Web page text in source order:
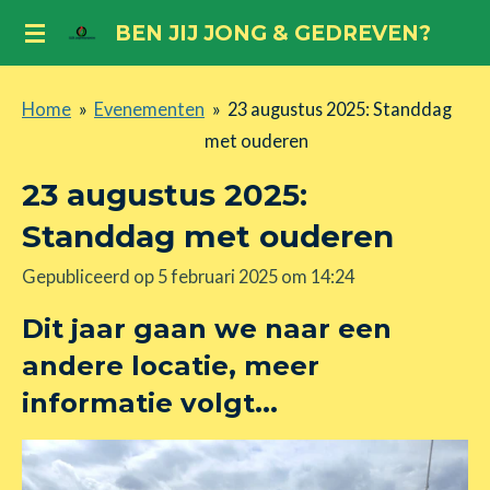
Ga
de
BEN JIJ JONG & GEDREVEN?
Home » Evenementen » 23 augustus 2025: Standdag
met ouderen
23 augustus 2025:
Standdag met ouderen
Gepubliceerd op 5 februari 2025 om 14:24
Dit jaar gaan we naar een
andere locatie, meer
informatie volgt...